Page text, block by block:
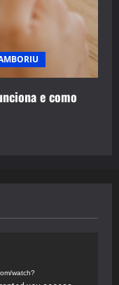
e como
watch?